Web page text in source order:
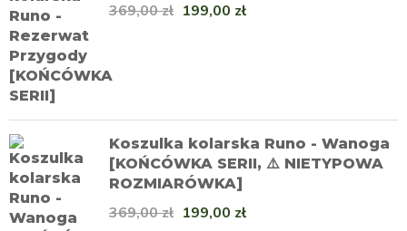
369,00zł 199,00 zł
Koszulka kolarska Runo - Wanoga
[KOŃCÓWKA SERII, ⚠️ NIETYPOWA
ROZMIARÓWKA]
369,00zł 199,00 zł